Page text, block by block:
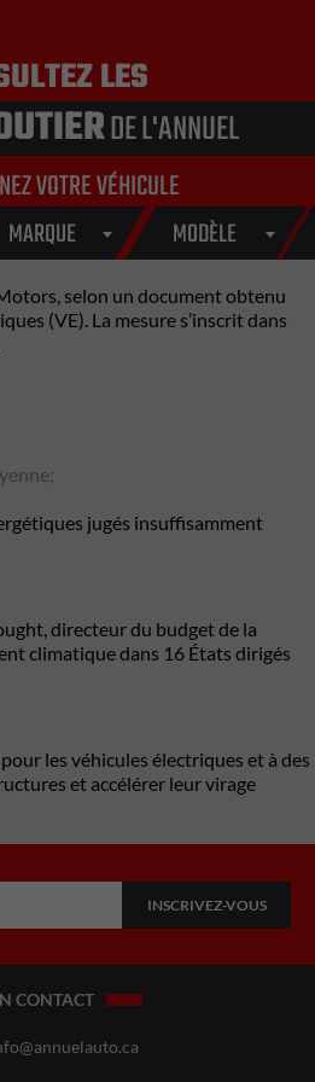
LES
DE L'ANNUEL
VOTRE VÉHICULE
MARQUE MODÈLE
selon un document obtenu
(VE). La mesure s’inscrit dans
jugés insuffisamment
directeur du budget de la
climatique dans 16 États dirigés
les véhicules électriques et à des
et accélérer leur virage
CONTACT